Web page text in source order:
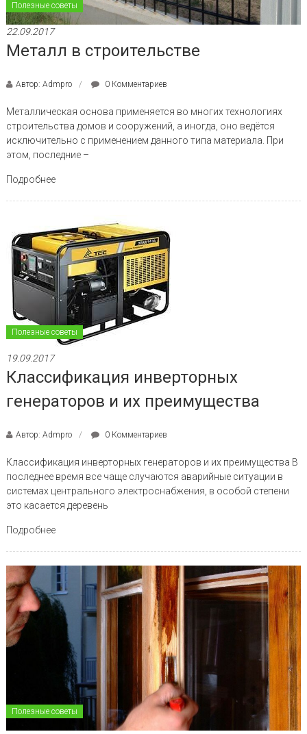
Полезные советы
22.09.2017
Металл в строительстве
Автор: Admpro 0 Комментариев
Металлическая основа применяется во многих технологиях
строительства домов и сооружений, а иногда, оно ведётся
исключительно с применением данного типа материала. При
этом, последние –
Подробнее
Полезные советы
19.09.2017
Классификация инверторных
генераторов и их преимущества
Автор: Admpro 0 Комментариев
Классификация инверторных генераторов и их преимущества В
последнее время все чаще случаются аварийные ситуации в
системах центрального электроснабжения, в особой степени
это касается деревень
Подробнее
Полезные советы